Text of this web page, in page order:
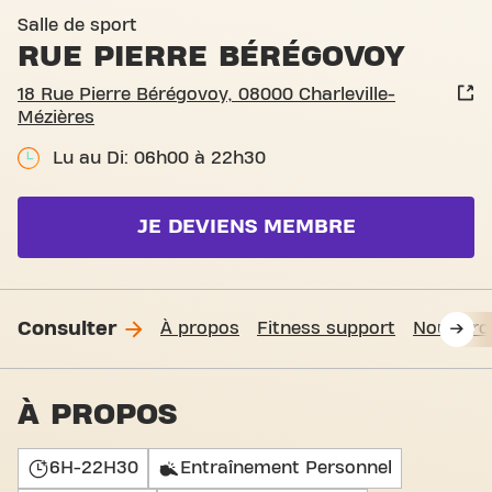
Salle de sport
RUE PIERRE BÉRÉGOVOY
18 Rue Pierre Bérégovoy, 08000 Charleville-
Mézières
Lu au Di: 06h00 à 22h30
JE DEVIENS MEMBRE
Consulter À propos Fitness support Nous
À PROPOS
6H-22H30 Entraînement Personnel